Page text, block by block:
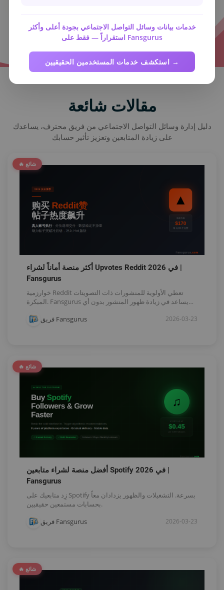
خدمات بيانات وسائل التواصل الاجتماعي بجودة أعلى وأكثر
استقراراً — فقط على Fansgurus
استكشف خدمات المستخدمين الحقيقيين →
مقالات شائعة
دليل إدارة وسائل التواصل الاجتماعي من فريق محترف، يساعدك
على زيادة المتابعين وتعزيز تأثير حسابك
🔥 شائع
أكثر منصة أماناً لشراء Upvotes Reddit في 2026 |
Fansgurus
خوارزمية Reddit تعطي الأولوية للمنشورات ذات التصويتات
المبكرة. Fansgurus يساعد في زيادة ظهور المنشور بدون أي
فريق Fansgurus
2026-03-23
🔥 شائع
أفضل منصة لشراء متابعين Spotify في 2026 |
Fansgurus
زِد متابعيك على Spotify بسرعة. التشغيلات والظهور يزدادان معاً
بحسابات مستمعين حقيقيين.
فريق Fansgurus
2026-03-23
🔥 شائع